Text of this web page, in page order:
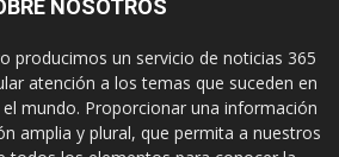
NOSOTROS
producimos un servicio de noticias 365
atención a los temas que suceden en
mundo. Proporcionar una información
amplia y plural, que permita a nuestros